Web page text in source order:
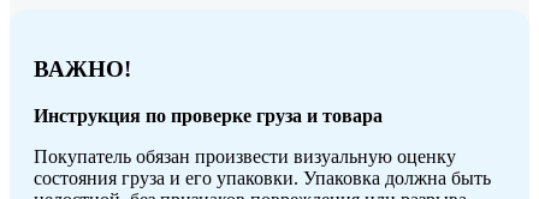
ВАЖНО!
Инструкция по проверке груза и товара
Покупатель обязан произвести визуальную оценку
состояния груза и его упаковки. Упаковка должна быть